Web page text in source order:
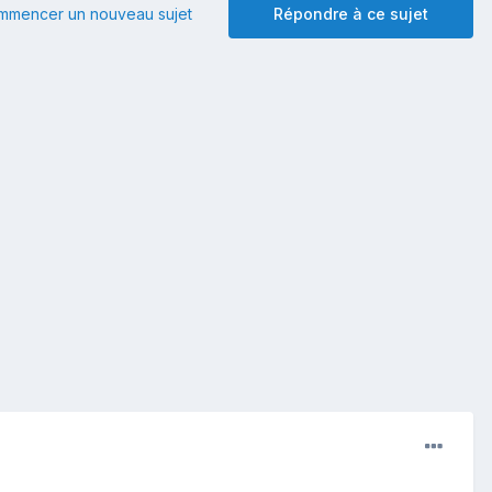
Répondre à ce sujet
un nouveau sujet